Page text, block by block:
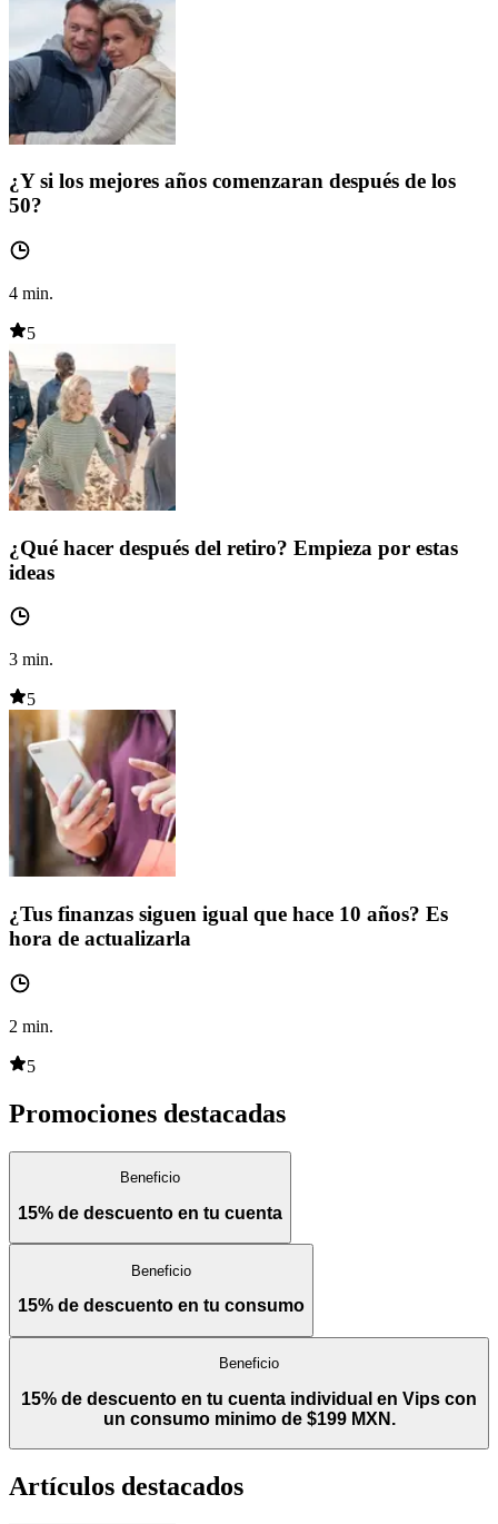
¿Y si los mejores años comenzaran después de los
50?
4 min.
5
¿Qué hacer después del retiro? Empieza por estas
ideas
3 min.
5
¿Tus finanzas siguen igual que hace 10 años? Es
hora de actualizarla
2 min.
5
Promociones destacadas
Beneficio
15% de descuento en tu cuenta
Beneficio
15% de descuento en tu consumo
Beneficio
15% de descuento en tu cuenta individual en Vips con
un consumo minimo de $199 MXN.
Artículos destacados